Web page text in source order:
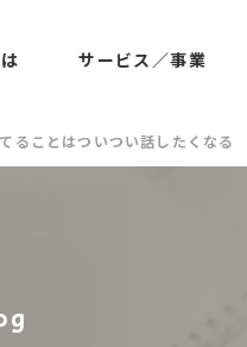
サービス／事業
ることはついつい話したくなる